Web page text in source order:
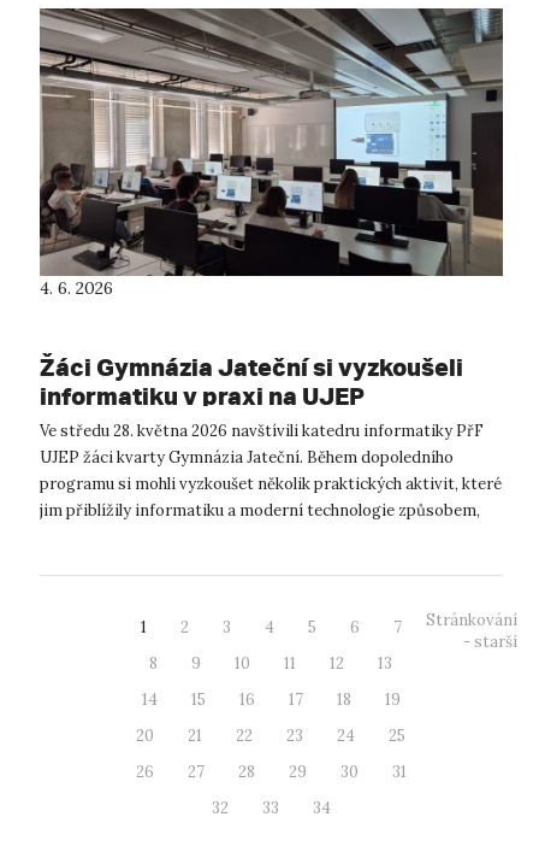
4. 6. 2026
Žáci Gymnázia Jateční si vyzkoušeli
informatiku v praxi na UJEP
Ve středu 28. května 2026 navštívili katedru informatiky PřF
UJEP žáci kvarty Gymnázia Jateční. Během dopoledního
programu si mohli vyzkoušet několik praktických aktivit, které
jim přiblížily informatiku a moderní technologie způsobem,
1 2 3 4 5 6
7
8
9 10 11 12
13
14
15 16 17 18
19
20
21 22 23 24
25
26
27 28 29 30
31
32
33 34
Stránkování
- starší